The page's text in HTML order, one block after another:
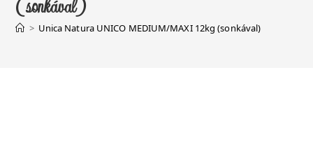
(sonkával)
> Unica Natura UNICO MEDIUM/MAXI 12kg (sonkával)